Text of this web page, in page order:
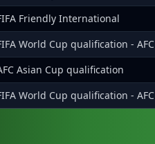
Friendly International
World Cup qualification - AFC
Asian Cup qualification
World Cup qualification - AFC